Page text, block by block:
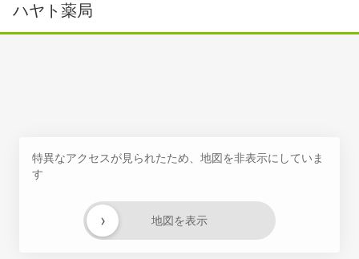
ハヤト薬局
特異なアクセスが見られたため、地図を非表示にしていま
す
地図を表示
›